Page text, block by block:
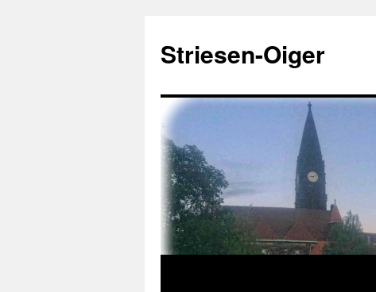
springen
Striesen-Oiger